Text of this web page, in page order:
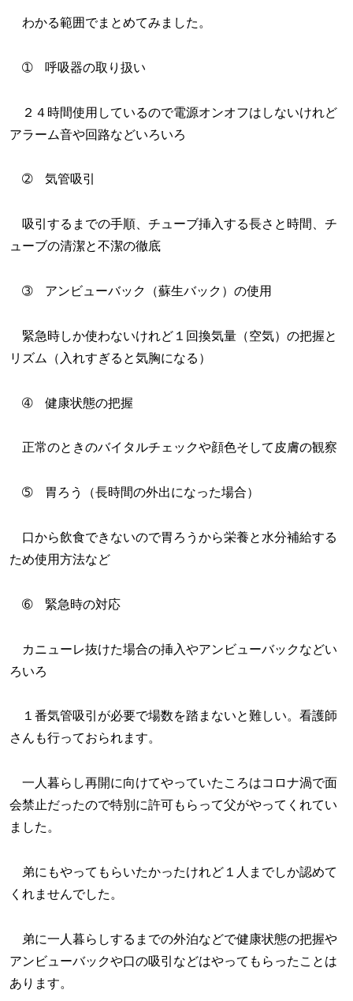
わかる範囲でまとめてみました。
➀ 呼吸器の取り扱い
２４時間使用しているので電源オンオフはしないけれど
アラーム音や回路などいろいろ
➁ 気管吸引
吸引するまでの手順、チューブ挿入する長さと時間、チ
ューブの清潔と不潔の徹底
➂ アンビューバック（蘇生バック）の使用
緊急時しか使わないけれど１回換気量（空気）の把握と
リズム（入れすぎると気胸になる）
➃ 健康状態の把握
正常のときのバイタルチェックや顔色そして皮膚の観察
➄ 胃ろう（長時間の外出になった場合）
口から飲食できないので胃ろうから栄養と水分補給する
ため使用方法など
➅ 緊急時の対応
カニューレ抜けた場合の挿入やアンビューバックなどい
ろいろ
１番気管吸引が必要で場数を踏まないと難しい。看護師
さんも行っておられます。
一人暮らし再開に向けてやっていたころはコロナ渦で面
会禁止だったので特別に許可もらって父がやってくれてい
ました。
弟にもやってもらいたかったけれど１人までしか認めて
くれませんでした。
弟に一人暮らしするまでの外泊などで健康状態の把握や
アンビューバックや口の吸引などはやってもらったことは
あります。